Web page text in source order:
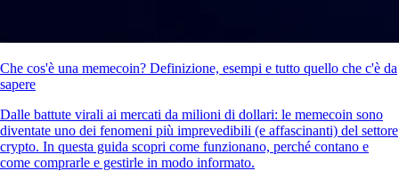
Che cos'è una memecoin? Definizione, esempi e tutto quello che c'è da
sapere
Dalle battute virali ai mercati da milioni di dollari: le memecoin sono
diventate uno dei fenomeni più imprevedibili (e affascinanti) del settore
crypto. In questa guida scopri come funzionano, perché contano e
come comprarle e gestirle in modo informato.